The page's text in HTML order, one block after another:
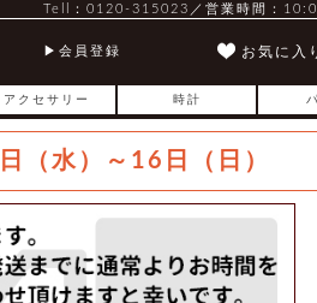
Tell：0120-315023／営業時間：
会員登録 お気に入
アクセサリー 時計
（水）～16日（日）